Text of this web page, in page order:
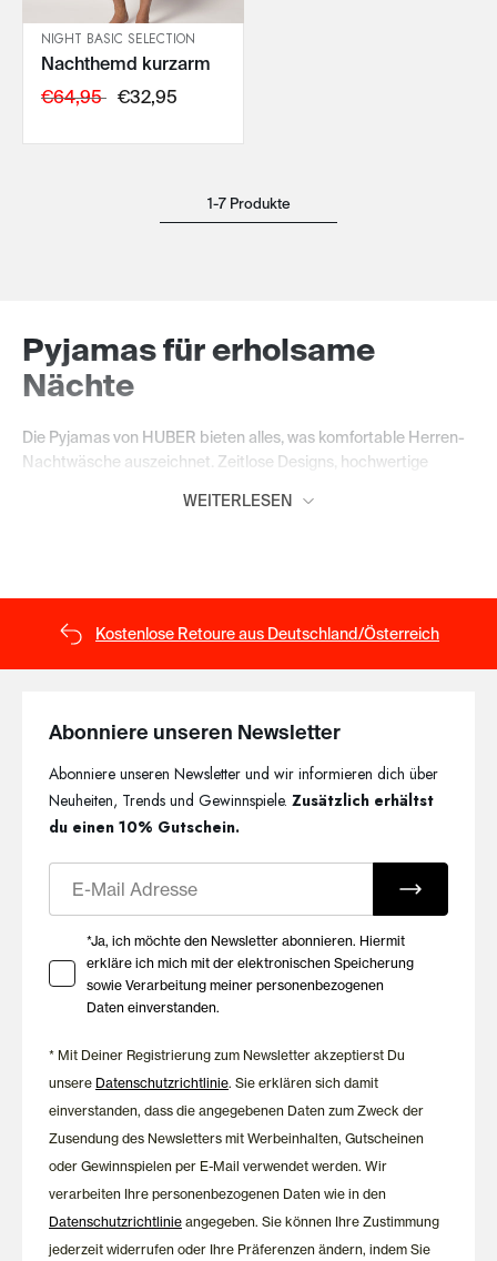
IN DEN WARENKORB
NIGHT BASIC SELECTION
Nachthemd kurzarm
€64,95 €32,95
1-7 Produkte
Pyjamas für erholsame
Nächte
Die Pyjamas von HUBER bieten alles, was komfortable Herren-
Nachtwäsche auszeichnet. Zeitlose Designs, hochwertige
abgestimmten Pyjama-Sets zu zuverlässigen Begleitern für
Nachtwäsche-Sets
aufeinander abgestimmt und bilden klassische Pyjama-Sets für
Passformen und angenehmen Materialien sorgen für ein
komfortables Tragegefühl und begleiten dich zuverlässig beim
Schlafen und Entspannen.
Zeitlose Qualität von HUBER
Komfort, Qualität und zeitloses Design miteinander zu
verbinden. Die Pyjamas überzeugen durch hochwertige
Materialien, langlebige Verarbeitung und eine Passform, die dir
WEITERLESEN
Kostenlose Retoure aus Deutschland/Österreich
Abonniere unseren Newsletter
Abonniere unseren Newsletter und wir informieren dich über
Neuheiten, Trends und Gewinnspiele.Zusätzlich erhältst
du einen 10% Gutschein.
Ihre Zustimmung zu Marketing E-Mails
*Ja, ich möchte den Newsletter abonnieren. Hiermit
erkläre ich mich mit der elektronischen Speicherung
sowie Verarbeitung meiner personenbezogenen
Daten einverstanden.
* Mit Deiner Registrierung zum Newsletter akzeptierst Du
unsere Datenschutzrichtlinie. Sie erklären sich damit
einverstanden, dass die angegebenen Daten zum Zweck der
Zusendung des Newsletters mit Werbeinhalten, Gutscheinen
oder Gewinnspielen per E-Mail verwendet werden. Wir
verarbeiten Ihre personenbezogenen Daten wie in den
Datenschutzrichtlinie angegeben. Sie können Ihre Zustimmung
jederzeit widerrufen oder Ihre Präferenzen ändern, indem Sie